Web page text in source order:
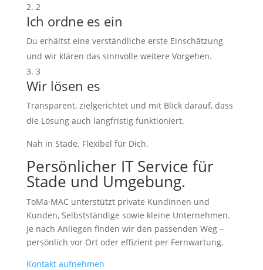
2
Ich ordne es ein
Du erhältst eine verständliche erste Einschätzung
und wir klären das sinnvolle weitere Vorgehen.
3
Wir lösen es
Transparent, zielgerichtet und mit Blick darauf, dass
die Lösung auch langfristig funktioniert.
Nah in Stade. Flexibel für Dich.
Persönlicher IT Service für
Stade und Umgebung.
ToMa·MAC unterstützt private Kundinnen und
Kunden, Selbstständige sowie kleine Unternehmen.
Je nach Anliegen finden wir den passenden Weg –
persönlich vor Ort oder effizient per Fernwartung.
Kontakt aufnehmen